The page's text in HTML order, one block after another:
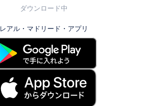
ダウンロード中
レアル・マドリード・アプリ